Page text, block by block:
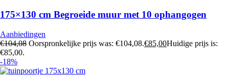
175×130 cm Begroeide muur met 10 ophangogen
Aanbiedingen
€104,08 Oorspronkelijke prijs was: €104,08.€85,00Huidige prijs is:
€85,00.
-18%